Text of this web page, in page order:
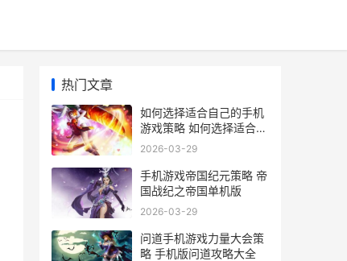
热门文章
如何选择适合自己的手机
游戏策略 如何选择适合自
己的茶
2026-03-29
手机游戏帝国纪元策略 帝
国战纪之帝国单机版
2026-03-29
问道手机游戏力量大会策
略 手机版问道攻略大全